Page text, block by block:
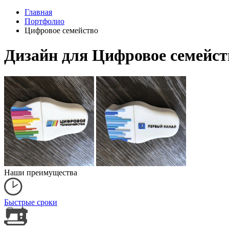
Главная
Портфолио
Цифровое семейство
Дизайн для Цифровое
Наши преимущества
Быстрые сроки